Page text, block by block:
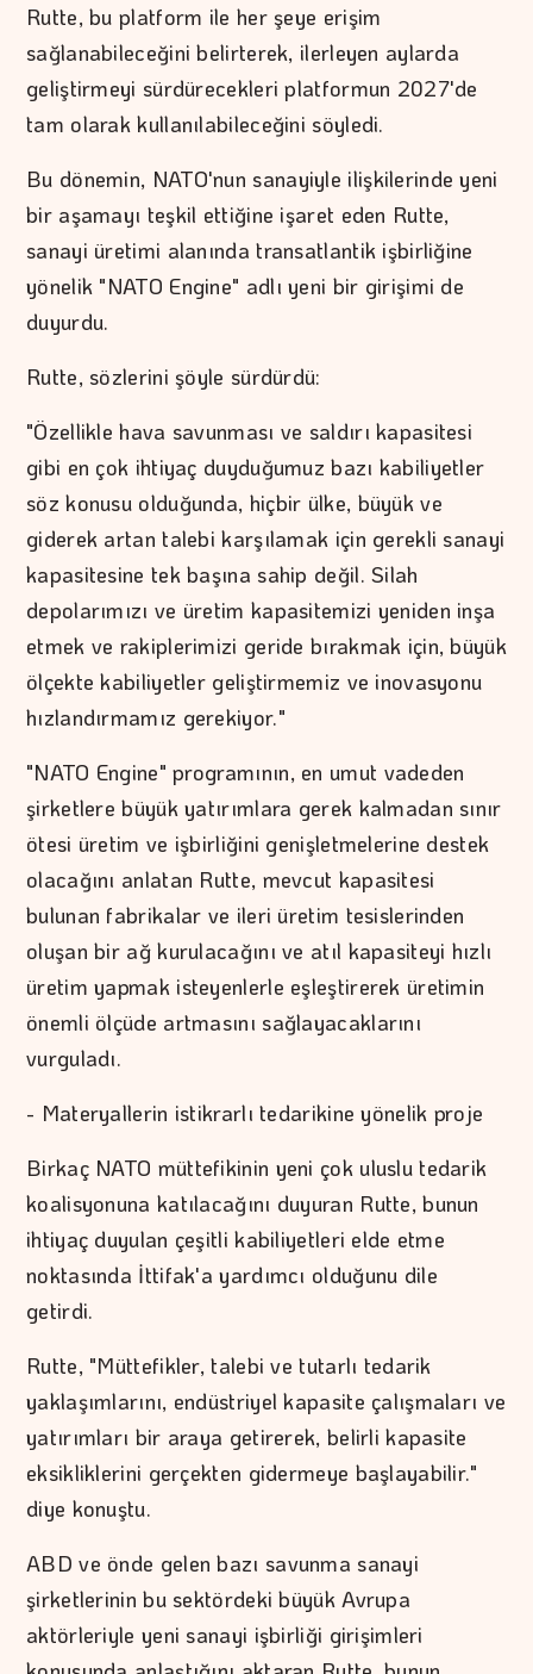
Rutte, bu platform ile her şeye erişim
sağlanabileceğini belirterek, ilerleyen aylarda
geliştirmeyi sürdürecekleri platformun 2027'de
tam olarak kullanılabileceğini söyledi.
Bu dönemin, NATO'nun sanayiyle ilişkilerinde yeni
bir aşamayı teşkil ettiğine işaret eden Rutte,
sanayi üretimi alanında transatlantik işbirliğine
yönelik "NATO Engine" adlı yeni bir girişimi de
duyurdu.
Rutte, sözlerini şöyle sürdürdü:
"Özellikle hava savunması ve saldırı kapasitesi
gibi en çok ihtiyaç duyduğumuz bazı kabiliyetler
söz konusu olduğunda, hiçbir ülke, büyük ve
giderek artan talebi karşılamak için gerekli sanayi
kapasitesine tek başına sahip değil. Silah
depolarımızı ve üretim kapasitemizi yeniden inşa
etmek ve rakiplerimizi geride bırakmak için, büyük
ölçekte kabiliyetler geliştirmemiz ve inovasyonu
hızlandırmamız gerekiyor."
"NATO Engine" programının, en umut vadeden
şirketlere büyük yatırımlara gerek kalmadan sınır
ötesi üretim ve işbirliğini genişletmelerine destek
olacağını anlatan Rutte, mevcut kapasitesi
bulunan fabrikalar ve ileri üretim tesislerinden
oluşan bir ağ kurulacağını ve atıl kapasiteyi hızlı
üretim yapmak isteyenlerle eşleştirerek üretimin
önemli ölçüde artmasını sağlayacaklarını
vurguladı.
- Materyallerin istikrarlı tedarikine yönelik proje
Birkaç NATO müttefikinin yeni çok uluslu tedarik
koalisyonuna katılacağını duyuran Rutte, bunun
ihtiyaç duyulan çeşitli kabiliyetleri elde etme
noktasında İttifak'a yardımcı olduğunu dile
getirdi.
Rutte, "Müttefikler, talebi ve tutarlı tedarik
yaklaşımlarını, endüstriyel kapasite çalışmaları ve
yatırımları bir araya getirerek, belirli kapasite
eksikliklerini gerçekten gidermeye başlayabilir."
diye konuştu.
ABD ve önde gelen bazı savunma sanayi
şirketlerinin bu sektördeki büyük Avrupa
aktörleriyle yeni sanayi işbirliği girişimleri